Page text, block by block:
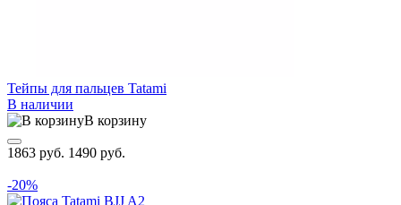
Тейпы для пальцев Tatami
В наличии
В корзину
1863 руб. 1490 руб.
-20%